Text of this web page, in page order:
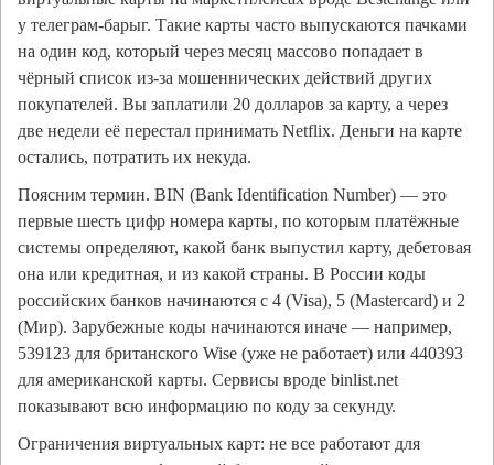
у телеграм-барыг. Такие карты часто выпускаются пачками
на один код, который через месяц массово попадает в
чёрный список из-за мошеннических действий других
покупателей. Вы заплатили 20 долларов за карту, а через
две недели её перестал принимать Netflix. Деньги на карте
остались, потратить их некуда.
Поясним термин. BIN (Bank Identification Number) — это
первые шесть цифр номера карты, по которым платёжные
системы определяют, какой банк выпустил карту, дебетовая
она или кредитная, и из какой страны. В России коды
российских банков начинаются с 4 (Visa), 5 (Mastercard) и 2
(Мир). Зарубежные коды начинаются иначе — например,
539123 для британского Wise (уже не работает) или 440393
для американской карты. Сервисы вроде binlist.net
показывают всю информацию по коду за секунду.
Ограничения виртуальных карт: не все работают для